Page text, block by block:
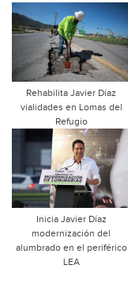
Rehabilita Javier Díaz
vialidades en Lomas del
Refugio
Inicia Javier Díaz
modernización del
alumbrado en el periférico
LEA